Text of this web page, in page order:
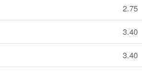
2.75
3.40
3.40